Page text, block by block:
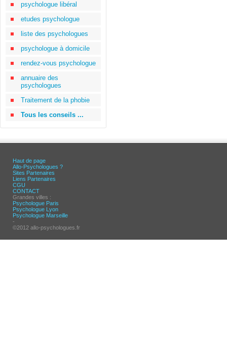
psychologue libéral
etudes psychologue
liste des psychologues
psychologue à domicile
rendez-vous psychologue
annuaire des
psychologues
Traitement de la phobie
Tous les conseils ...
Haut de page
Allo-Psychologues ?
Sites Partenaires
Liens Partenaires
CGU
CONTACT
Grandes villes :
Psychologue Paris
Psychologue Lyon
Psychologue Marseille
-
©2012 allo-psychologues.fr